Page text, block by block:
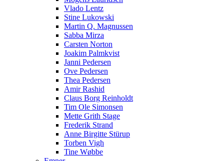
Vlado Lentz
Stine Lukowski
Martin Q. Magnussen
Sabba Mirza
Carsten Norton
Joakim Palmkvist
Janni Pedersen
Ove Pedersen
Thea Pedersen
Amir Rashid
Claus Borg Reinholdt
Tim Ole Simonsen
Mette Grith Stage
Frederik Strand
Anne Birgitte Stürup
Torben Vigh
Tine Wøbbe